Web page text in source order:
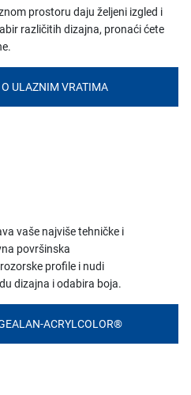
prostoru daju željeni izgled i
različitih dizajna, pronaći ćete
ULAZNIM VRATIMA
vaše najviše tehničke i
površinska
profile i nudi
dizajna i odabira boja.
ACRYLCOLOR®